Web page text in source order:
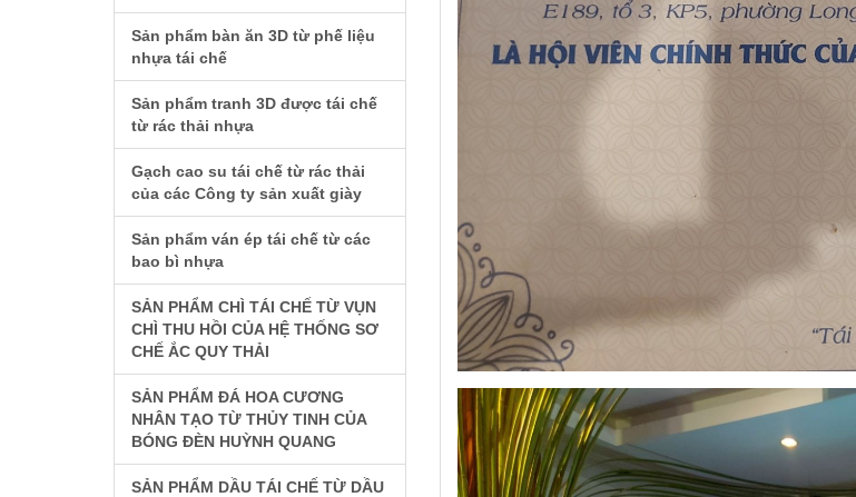
Sản phẩm bàn ăn 3D từ phế liệu
nhựa tái chế
Sản phẩm tranh 3D được tái chế
từ rác thải nhựa
Gạch cao su tái chế từ rác thải
của các Công ty sản xuất giày
Sản phẩm ván ép tái chế từ các
bao bì nhựa
SẢN PHẨM CHÌ TÁI CHẾ TỪ VỤN
CHÌ THU HỒI CỦA HỆ THỐNG SƠ
CHẾ ẮC QUY THẢI
SẢN PHẨM ĐÁ HOA CƯƠNG
NHÂN TẠO TỪ THỦY TINH CỦA
BÓNG ĐÈN HUỲNH QUANG
SẢN PHẨM DẦU TÁI CHẾ TỪ DẦU